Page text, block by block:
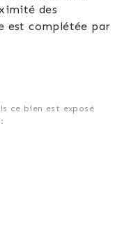
des
est complétée par
avec des
46 80 29 11
ce bien est exposé